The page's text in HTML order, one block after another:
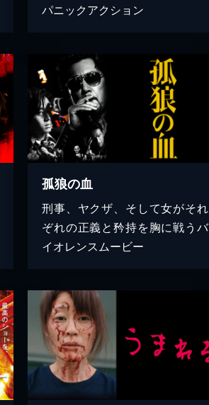
パニックアクション
孤狼の血
刑事、ヤクザ、そして女がそれ
ぞれの正義と矜持を胸に戦うバ
イオレンスムービー